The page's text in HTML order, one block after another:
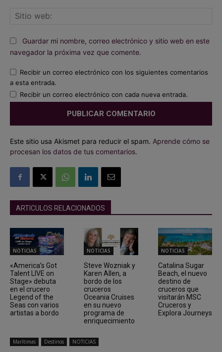
Guardar mi nombre, correo electrónico y sitio web en este
navegador la próxima vez que comente.
Recibir un correo electrónico con los siguientes comentarios
a esta entrada.
Recibir un correo electrónico con cada nueva entrada.
Este sitio usa Akismet para reducir el spam. Aprende cómo se
procesan los datos de tus comentarios.
ARTICULOS RELACIONADOS
NOTICIAS
«America’s Got
Talent LIVE on
Stage» debuta
en el crucero
Legend of the
Seas con varios
artistas a bordo
NOTICIAS
Steve Wozniak y
Karen Allen, a
bordo de los
cruceros
Oceania Cruises
en su nuevo
programa de
enriquecimiento
NOTICIAS
Catalina Sugar
Beach, el nuevo
destino de
cruceros que
visitarán MSC
Cruceros y
Explora Journeys
Marítimas Destinos NOTICIAS